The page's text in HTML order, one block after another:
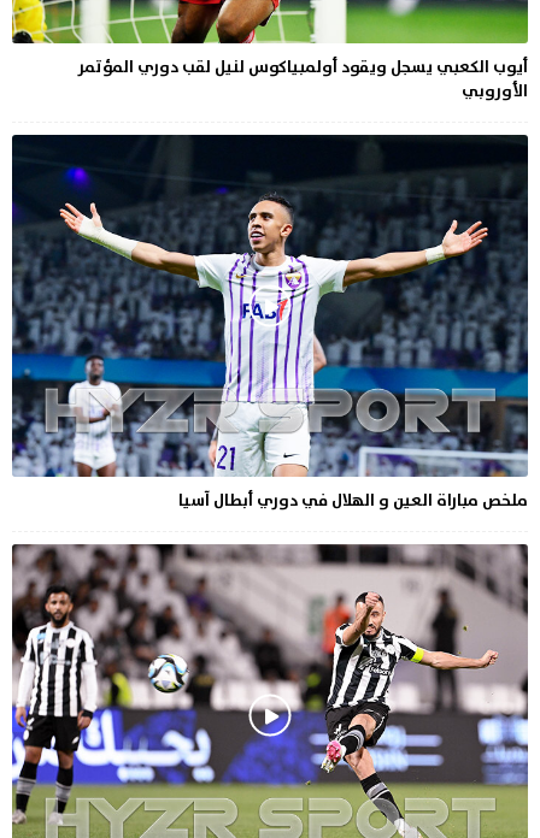
أيوب الكعبي يسجل ويقود أولمبياكوس لنيل لقب دوري المؤتمر
الأوروبي
ملخص مباراة العين و الهلال في دوري أبطال آسيا